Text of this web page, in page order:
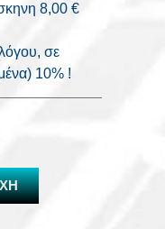
8,00 €
σε
10% !